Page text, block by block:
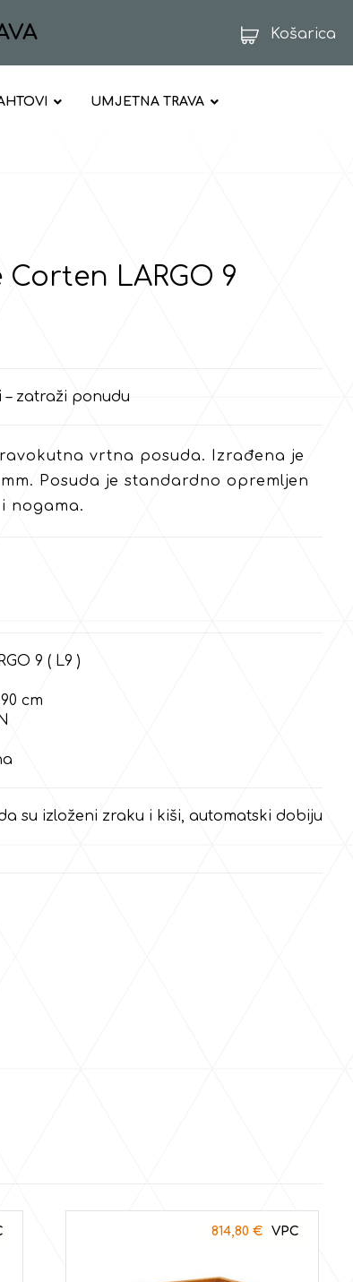
Košarica
UMJETNA TRAVA
LARGO 9
– zatraži ponudu
vrtna posuda. Izrađena je
Posuda je standardno opremljen
nogama.
9 ( L9 )
cm
su izloženi zraku i kiši, automatski dobiju
814,80€